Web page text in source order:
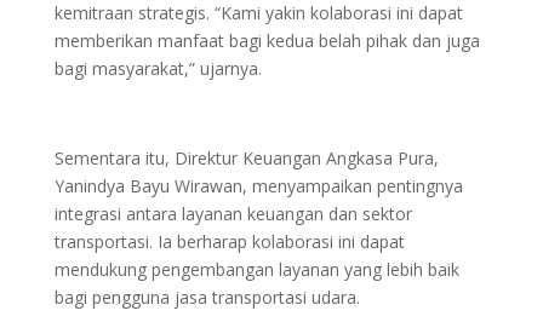
kemitraan strategis. “Kami yakin kolaborasi ini dapat
memberikan manfaat bagi kedua belah pihak dan juga
bagi masyarakat,” ujarnya.
Sementara itu, Direktur Keuangan Angkasa Pura,
Yanindya Bayu Wirawan, menyampaikan pentingnya
integrasi antara layanan keuangan dan sektor
transportasi. Ia berharap kolaborasi ini dapat
mendukung pengembangan layanan yang lebih baik
bagi pengguna jasa transportasi udara.